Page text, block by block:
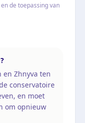
de toepassing van
en Zhnyva ten
conservatoire
en moet
om opnieuw